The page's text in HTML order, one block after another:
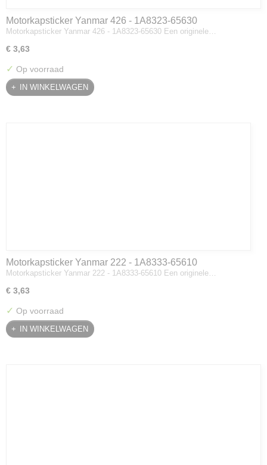
Motorkapsticker Yanmar 426 - 1A8323-65630
Motorkapsticker Yanmar 426 - 1A8323-65630 Een originele…
€ 3,63
✓ Op voorraad
IN WINKELWAGEN
Motorkapsticker Yanmar 222 - 1A8333-65610
Motorkapsticker Yanmar 222 - 1A8333-65610 Een originele…
€ 3,63
✓ Op voorraad
IN WINKELWAGEN